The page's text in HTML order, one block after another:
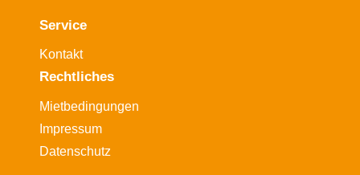
Service
Kontakt
Rechtliches
Mietbedingungen
Impressum
Datenschutz